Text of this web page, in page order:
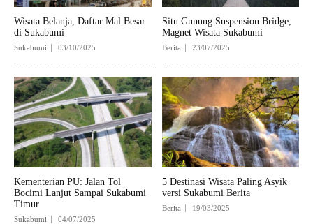
Wisata Belanja, Daftar Mal Besar
di Sukabumi
Sukabumi 03/10/2025
Situ Gunung Suspension Bridge,
Magnet Wisata Sukabumi
Berita 23/07/2025
Kementerian PU: Jalan Tol
Bocimi Lanjut Sampai Sukabumi
Timur
Sukabumi 04/07/2025
5 Destinasi Wisata Paling Asyik
versi Sukabumi Berita
Berita 19/03/2025